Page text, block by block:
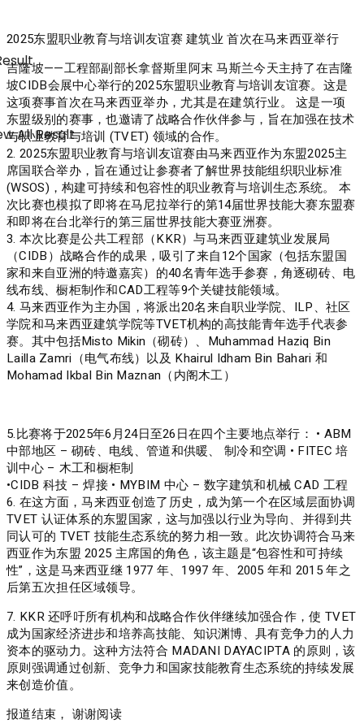
All Result
2025东盟职业教育与培训友谊赛 建筑业 首次在马来西亚举行
吉隆坡——工程部副部长拿督斯里阿末 马斯兰今天主持了在吉隆
坡CIDB会展中心举行的2025东盟职业教育与培训友谊赛。这是
这项赛事首次在马来西亚举办，尤其是在建筑行业。 这是一项
东盟级别的赛事，也邀请了战略合作伙伴参与，旨在加强在技术
与职业教育与培训 (TVET) 领域的合作。
2. 2025东盟职业教育与培训友谊赛由马来西亚作为东盟2025主
席国联合举办，旨在通过让参赛者了解世界技能组织职业标准
(WSOS)，构建可持续和包容性的职业教育与培训生态系统。 本
次比赛也模拟了即将在马尼拉举行的第14届世界技能大赛东盟赛
和即将在台北举行的第三届世界技能大赛亚洲赛。
3. 本次比赛是公共工程部（KKR）与马来西亚建筑业发展局
（CIDB）战略合作的成果，吸引了来自12个国家（包括东盟国
家和来自亚洲的特邀嘉宾）的40名青年选手参赛，角逐砌砖、电
线布线、橱柜制作和CAD工程等9个关键技能领域。
4. 马来西亚作为主办国，将派出20名来自职业学院、ILP、社区
学院和马来西亚建筑学院等TVET机构的高技能青年选手代表参
赛。其中包括Misto Mikin（砌砖）、Muhammad Haziq Bin
Lailla Zamri（电气布线）以及 Khairul Idham Bin Bahari 和
Mohamad Ikbal Bin Maznan（内阁木工）
5.比赛将于2025年6月24日至26日在四个主要地点举行： • ABM
中部地区 – 砌砖、电线、管道和供暖、 制冷和空调 • FITEC 培
训中心 – 木工和橱柜制
•CIDB 科技 – 焊接 • MYBIM 中心 – 数字建筑和机械 CAD 工程
6. 在这方面，马来西亚创造了历史，成为第一个在区域层面协调
TVET 认证体系的东盟国家，这与加强以行业为导向、并得到共
同认可的 TVET 技能生态系统的努力相一致。此次协调符合马来
西亚作为东盟 2025 主席国的角色，该主题是“包容性和可持续
性”，这是马来西亚继 1977 年、1997 年、2005 年和 2015 年之
后第五次担任区域领导。
7. KKR 还呼吁所有机构和战略合作伙伴继续加强合作，使 TVET
成为国家经济进步和培养高技能、知识渊博、具有竞争力的人力
资本的驱动力。这种方法符合 MADANI DAYACIPTA 的原则，该
原则强调通过创新、竞争力和国家技能教育生态系统的持续发展
来创造价值。
报道结束， 谢谢阅读